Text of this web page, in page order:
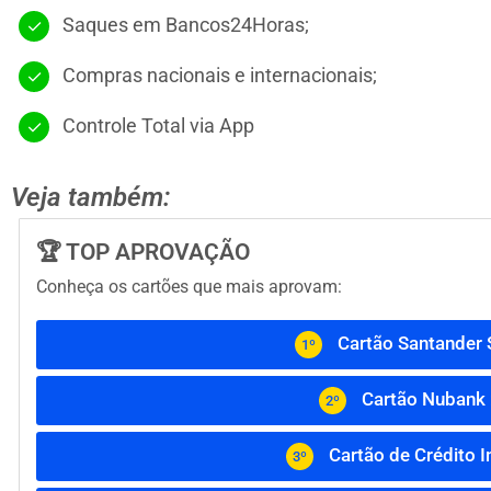
Saques em Bancos24Horas;
Compras nacionais e internacionais;
Controle Total via App
Veja também:
🏆 TOP APROVAÇÃO
Conheça os cartões que mais aprovam:
1º Cartão Santander
2º Cartão Nubank
3º Cartão de Crédito